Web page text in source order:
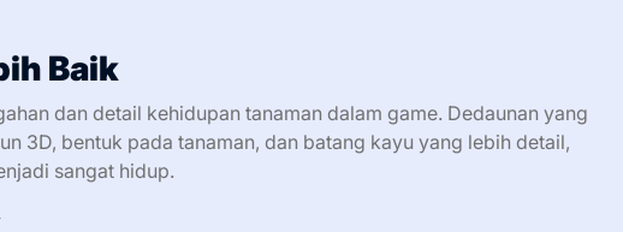
Baik
dan detail kehidupan tanaman dalam game. Dedaunan yang
3D, bentuk pada tanaman, dan batang kayu yang lebih detail,
sangat hidup.